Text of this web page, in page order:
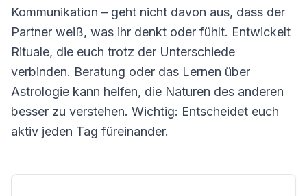
Kommunikation – geht nicht davon aus, dass der
Partner weiß, was ihr denkt oder fühlt. Entwickelt
Rituale, die euch trotz der Unterschiede
verbinden. Beratung oder das Lernen über
Astrologie kann helfen, die Naturen des anderen
besser zu verstehen. Wichtig: Entscheidet euch
aktiv jeden Tag füreinander.